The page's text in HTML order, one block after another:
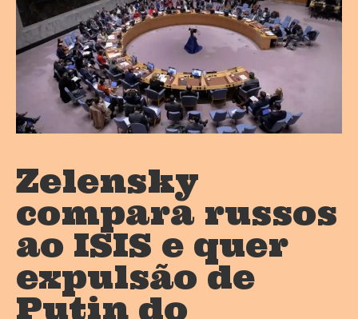
Zelensky
compara russos
ao ISIS e quer
expulsão de
Putin do